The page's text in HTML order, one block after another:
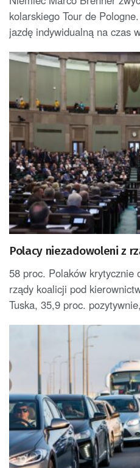
kolarskiego Tour de
jazdę indywidualną na czas
Polacy niezadowoleni z
58 proc. Polaków krytycznie
rządy koalicji pod
Tuska, 35,9 proc.